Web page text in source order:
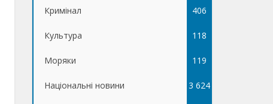
Кримінал 406
Культура 118
Моряки 119
Національні новини 3 624